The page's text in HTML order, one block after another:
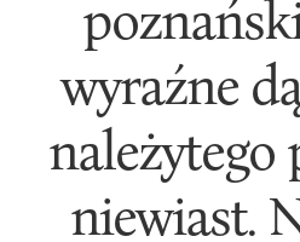
wyraźne
należytego
niewiast.